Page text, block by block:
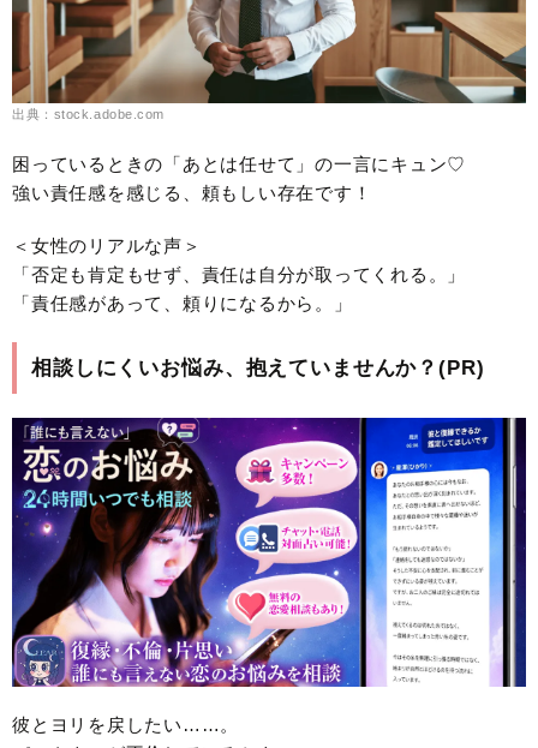
出典：stock.adobe.com
困っているときの「あとは任せて」の一言にキュン♡
強い責任感を感じる、頼もしい存在です！
＜女性のリアルな声＞
「否定も肯定もせず、責任は自分が取ってくれる。」
「責任感があって、頼りになるから。」
相談しにくいお悩み、抱えていませんか？(PR)
彼とヨリを戻したい……。